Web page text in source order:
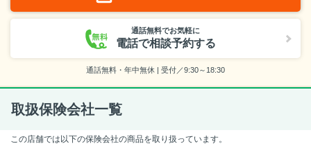
通話無料でお気軽に
電話で相談予約する
通話無料・年中無休 | 受付／9:30～18:30
取扱保険会社一覧
この店舗では以下の保険会社の商品を取り扱っています。